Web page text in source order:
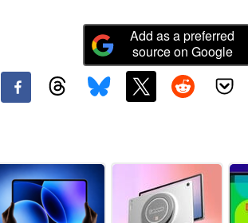
Add as a preferred
source on Google